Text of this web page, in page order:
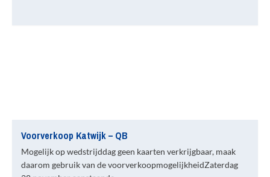
Voorverkoop Katwijk – QB
Mogelijk op wedstrijddag geen kaarten verkrijgbaar, maak
daarom gebruik van de voorverkoopmogelijkheidZaterdag